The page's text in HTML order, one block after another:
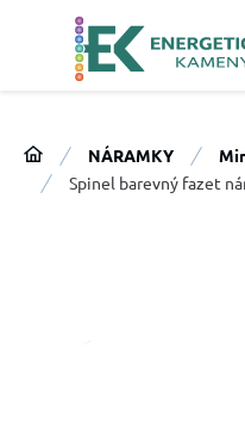
NÁRAMKY
Spinel barevný fazet